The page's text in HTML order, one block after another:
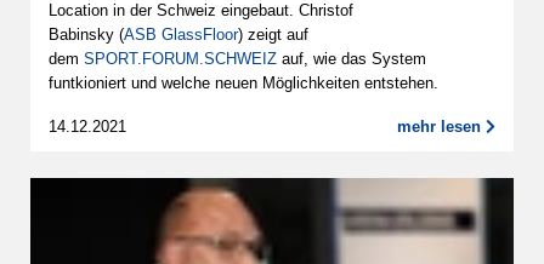
Location in der Schweiz eingebaut. Christof
Babinsky (ASB GlassFloor) zeigt auf
dem SPORT.FORUM.SCHWEIZ auf, wie das System
funtkioniert und welche neuen Möglichkeiten entstehen.
14.12.2021 mehr lesen